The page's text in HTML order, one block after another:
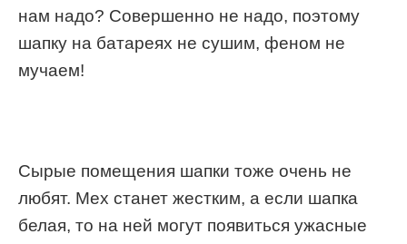
нам надо? Совершенно не надо, поэтому
шапку на батареях не сушим, феном не
мучаем!
Сырые помещения шапки тоже очень не
любят. Мех станет жестким, а если шапка
белая, то на ней могут появиться ужасные